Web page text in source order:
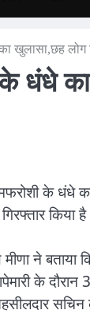
खुलासा,छह लोग
धंधे
के
ने
के